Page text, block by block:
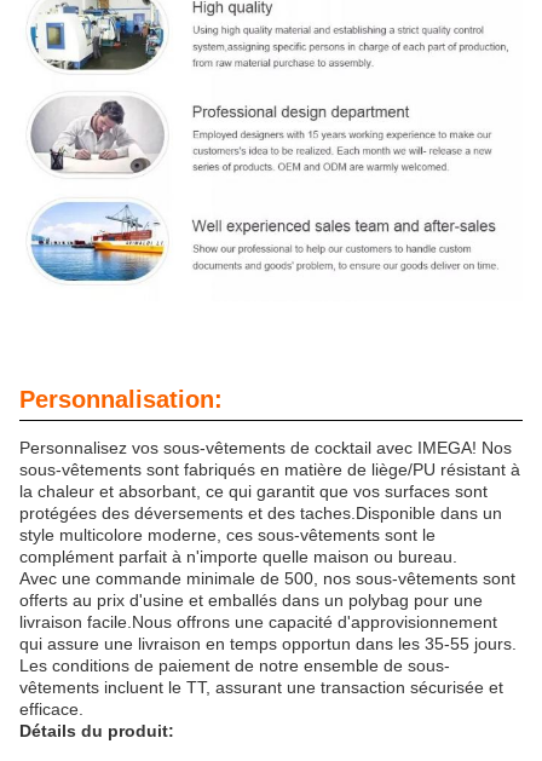
Personnalisation:
Personnalisez vos sous-vêtements de cocktail avec IMEGA! Nos
sous-vêtements sont fabriqués en matière de liège/PU résistant à
la chaleur et absorbant, ce qui garantit que vos surfaces sont
protégées des déversements et des taches.Disponible dans un
style multicolore moderne, ces sous-vêtements sont le
complément parfait à n'importe quelle maison ou bureau.
Avec une commande minimale de 500, nos sous-vêtements sont
offerts au prix d'usine et emballés dans un polybag pour une
livraison facile.Nous offrons une capacité d'approvisionnement
qui assure une livraison en temps opportun dans les 35-55 jours.
Les conditions de paiement de notre ensemble de sous-
vêtements incluent le TT, assurant une transaction sécurisée et
efficace.
Détails du produit: